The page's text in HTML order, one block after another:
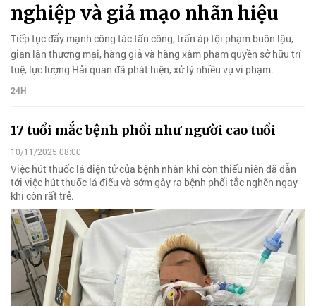
nghiệp và giả mạo nhãn hiệu
Tiếp tục đẩy mạnh công tác tấn công, trấn áp tội phạm buôn lậu,
gian lận thương mại, hàng giả và hàng xâm phạm quyền sở hữu trí
tuệ, lực lượng Hải quan đã phát hiện, xử lý nhiều vụ vi phạm.
24H
17 tuổi mắc bệnh phổi như người cao tuổi
10/11/2025 08:00
Việc hút thuốc lá điện tử của bệnh nhân khi còn thiếu niên đã dẫn
tới việc hút thuốc lá điếu và sớm gây ra bệnh phổi tắc nghẽn ngay
khi còn rất trẻ.